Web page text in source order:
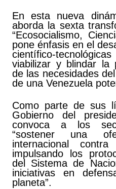
En esta nueva
aborda la sexta
“Ecosocialismo,
pone énfasis en el
científico-
viabilizar y blindar la
de las necesidades
de una Venezuela
Como parte de sus
Gobierno del
convoca a los
“sostener una
internacional
impulsando los
del Sistema de
iniciativas en
planeta”.